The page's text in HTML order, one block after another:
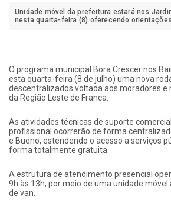
Unidade móvel da prefeitura estará nos
nesta quarta-feira (8) oferecendo orientações
O programa municipal Bora Crescer nos
esta quarta-feira (8 de julho) uma nova
descentralizados voltada aos moradores
da Região Leste de Franca.
As atividades técnicas de suporte
profissional ocorrerão de forma
e Bueno, estendendo o acesso a serviços
forma totalmente gratuita.
A estrutura de atendimento presencial
9h às 13h, por meio de uma unidade
de van.